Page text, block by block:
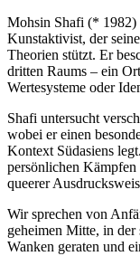
Mohsin Shafi (* 1982)
Kunstaktivist, der
Theorien stützt. Er
dritten Raums – ein
Wertesysteme oder
Shafi untersucht
wobei er einen
Kontext Südasiens
persönlichen
queerer
Wir sprechen von
geheimen Mitte, in der
Wanken geraten und